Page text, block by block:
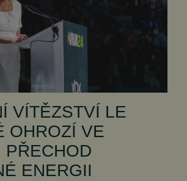
VÍTĚZSTVÍ LE
OHROZÍ VE
PŘECHOD
ENERGII